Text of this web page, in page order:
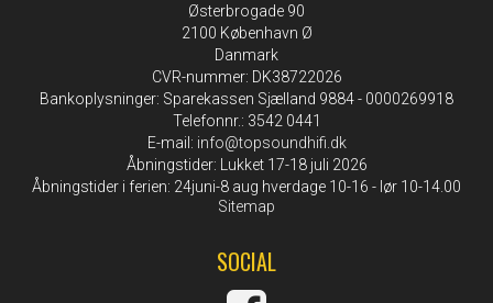
Østerbrogade 90
2100 København Ø
Danmark
CVR-nummer: DK38722026
Bankoplysninger: Sparekassen Sjælland 9884 - 0000269918
Telefonnr.: 3542 0441
E-mail : info@topsoundhifi.dk
Åbningstider: Lukket 17-18 juli 2026
Åbningstider i ferien: 24juni-8 aug hverdage 10-16 - lør 10-14.00
Sitemap
SOCIAL